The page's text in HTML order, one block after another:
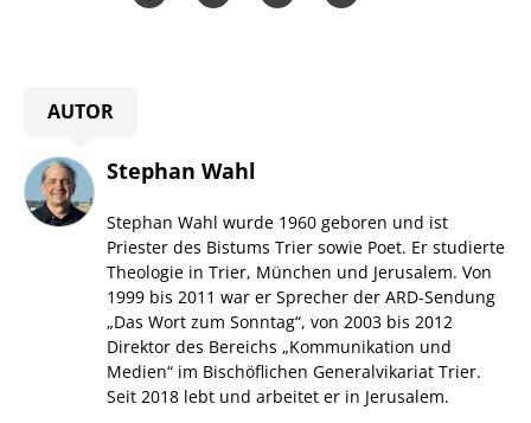
AUTOR
Stephan Wahl
Stephan Wahl wurde 1960 geboren und ist
Priester des Bistums Trier sowie Poet. Er studierte
Theologie in Trier, München und Jerusalem. Von
1999 bis 2011 war er Sprecher der ARD-Sendung
„Das Wort zum Sonntag“, von 2003 bis 2012
Direktor des Bereichs „Kommunikation und
Medien“ im Bischöflichen Generalvikariat Trier.
Seit 2018 lebt und arbeitet er in Jerusalem.